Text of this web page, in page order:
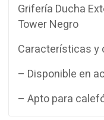
Grifería Ducha
Tower Negro
Características y
– Disponible en
– Apto para